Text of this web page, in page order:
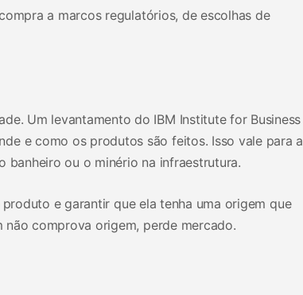
a marcos regulatórios, de escolhas de
Um levantamento do IBM Institute for Business
e como os produtos são feitos. Isso vale para a
ou o minério na infraestrutura.
e garantir que ela tenha uma origem que
não comprova origem, perde mercado.